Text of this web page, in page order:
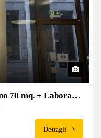
Negozio Piano Terra e 1° Piano 70 mq. + Laboratorio Piano S1 mq. 71
Dettagli